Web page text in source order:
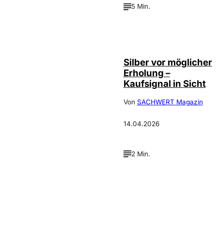
5 Min.
Silber vor möglicher
Erholung –
Kaufsignal in Sicht
Von SACHWERT Magazin
14.04.2026
2 Min.